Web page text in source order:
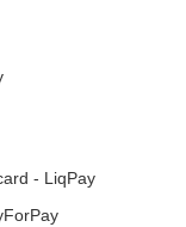
- LiqPay